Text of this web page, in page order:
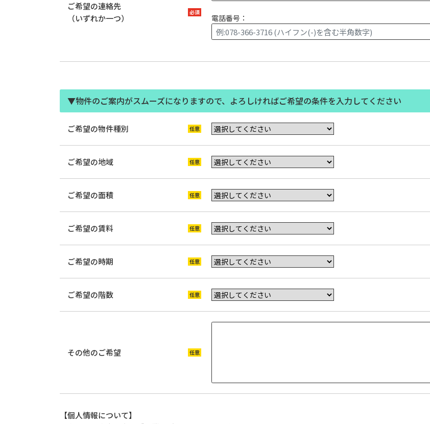
ご希望の連絡先
（いずれか一つ）
電話番号：
▼物件のご案内がスムーズになりますので、よろしければご希望の条件を入力してください
ご希望の物件種別
ご希望の地域
ご希望の面積
ご希望の賃料
ご希望の時期
ご希望の階数
その他のご希望
【個人情報について】